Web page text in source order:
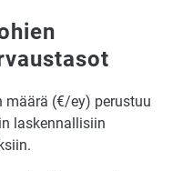
määrä (€/ey) perustuu
laskennallisiin